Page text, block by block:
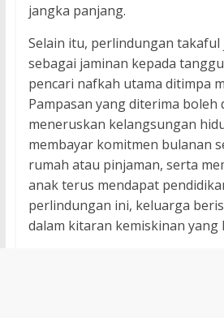
jangka panjang.
Selain itu, perlindungan
sebagai jaminan kepada
pencari nafkah utama ditimpa
Pampasan yang diterima
meneruskan kelangsungan
membayar komitmen bulanan
rumah atau pinjaman, serta
anak terus mendapat
perlindungan ini, keluarga
dalam kitaran kemiskinan yang